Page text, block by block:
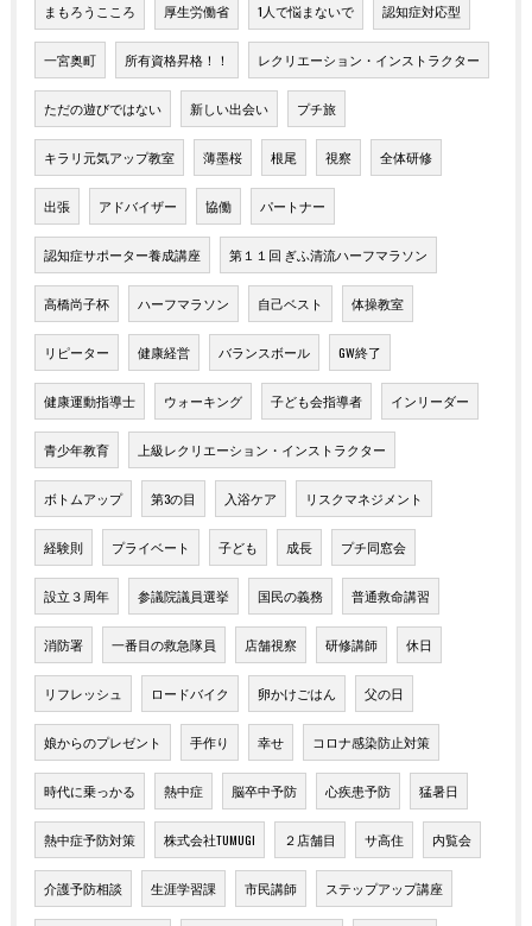
まもろうこころ 厚生労働省 1人で悩まないで 認知症対応型
一宮奥町 所有資格昇格！！ レクリエーション・インストラクター
ただの遊びではない 新しい出会い プチ旅
キラリ元気アップ教室 薄墨桜 根尾 視察 全体研修
出張 アドバイザー 協働 パートナー
認知症サポーター養成講座 第１１回 ぎふ清流ハーフマラソン
高橋尚子杯 ハーフマラソン 自己ベスト 体操教室
リピーター 健康経営 バランスボール GW終了
健康運動指導士 ウォーキング 子ども会指導者 インリーダー
青少年教育 上級レクリエーション・インストラクター
ボトムアップ 第3の目 入浴ケア リスクマネジメント
経験則 プライベート 子ども 成長 プチ同窓会
設立３周年 参議院議員選挙 国民の義務 普通救命講習
消防署 一番目の救急隊員 店舗視察 研修講師 休日
リフレッシュ ロードバイク 卵かけごはん 父の日
娘からのプレゼント 手作り 幸せ コロナ感染防止対策
時代に乗っかる 熱中症 脳卒中予防 心疾患予防 猛暑日
熱中症予防対策 株式会社TUMUGI ２店舗目 サ高住 内覧会
介護予防相談 生涯学習課 市民講師 ステップアップ講座